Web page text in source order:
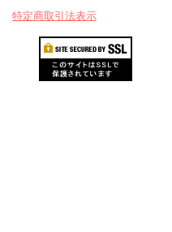
特定商取引法表示